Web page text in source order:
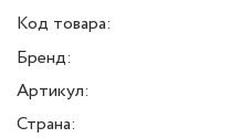
Код товара:
Бренд:
Артикул:
Страна: